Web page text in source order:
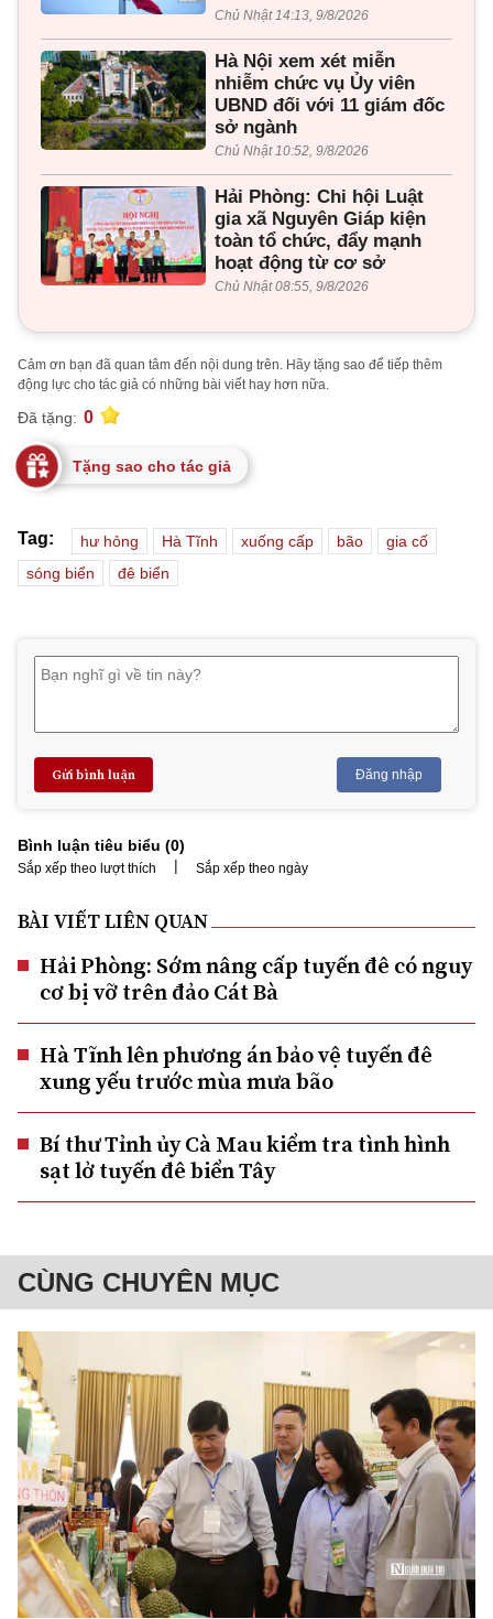
Chủ Nhật 14:13, 9/8/2026
Hà Nội xem xét miễn
nhiễm chức vụ Ủy viên
UBND đối với 11 giám đốc
sở ngành
Chủ Nhật 10:52, 9/8/2026
Hải Phòng: Chi hội Luật
gia xã Nguyên Giáp kiện
toàn tổ chức, đẩy mạnh
hoạt động từ cơ sở
Chủ Nhật 08:55, 9/8/2026
Cảm ơn bạn đã quan tâm đến nội dung trên. Hãy tặng sao để tiếp thêm
động lực cho tác giả có những bài viết hay hơn nữa.
Đã tặng: 0
Tặng sao cho tác giả
Tag: hư hỏng Hà Tĩnh xuống cấp bão
gia cố
sóng biển
đê biển
Gửi bình luận Đăng nhập
Bình luận tiêu biểu (0)
Sắp xếp theo lượt thích | Sắp xếp theo ngày
BÀI VIẾT LIÊN QUAN
Hải Phòng: Sớm nâng cấp tuyến đê có nguy
cơ bị vỡ trên đảo Cát Bà
Hà Tĩnh lên phương án bảo vệ tuyến đê
xung yếu trước mùa mưa bão
Bí thư Tỉnh ủy Cà Mau kiểm tra tình hình
sạt lở tuyến đê biển Tây
CÙNG CHUYÊN MỤC